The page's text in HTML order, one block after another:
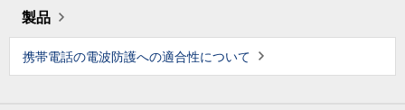
製品
携帯電話の電波防護への適合性について